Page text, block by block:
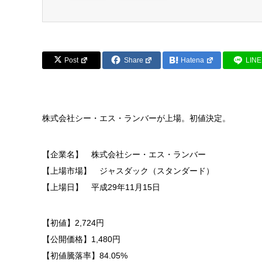
Post Share Hatena LINE
株式会社シー・エス・ランバーが上場。初値決定。
【企業名】 株式会社シー・エス・ランバー
【上場市場】 ジャスダック（スタンダード）
【上場日】 平成29年11月15日
【初値】2,724円
【公開価格】1,480円
【初値騰落率】84.05%